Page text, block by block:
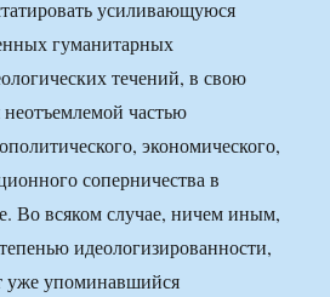
усиливающуюся
гуманитарных
течений, в свою
частью
экономического,
соперничества в
Во всяком случае, ничем иным,
идеологизированности,
уже упоминавшийся